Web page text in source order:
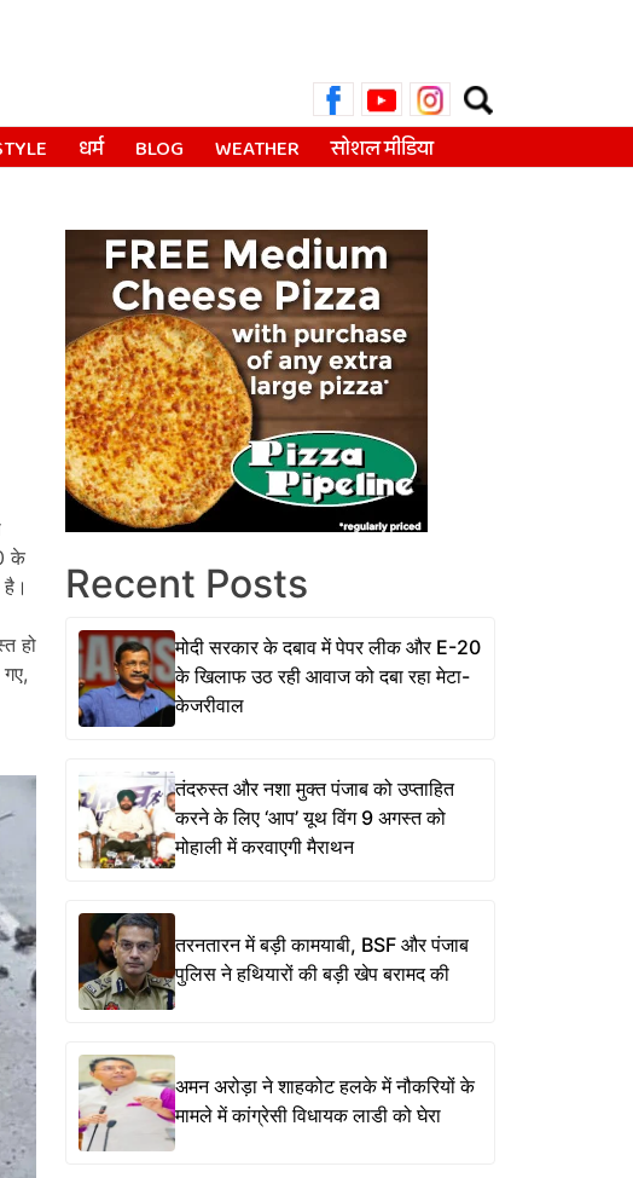
Search
for:
धर्म BLOG WEATHER सोशल मीडिया
के
हो
Recent Posts
मोदी सरकार के दबाव में पेपर लीक और E-20
के खिलाफ उठ रही आवाज को दबा रहा मेटा-
केजरीवाल
तंदरुस्त और नशा मुक्त पंजाब को उप्ताहित
करने के लिए ‘आप’ यूथ विंग 9 अगस्त को
मोहाली में करवाएगी मैराथन
तरनतारन में बड़ी कामयाबी, BSF और पंजाब
पुलिस ने हथियारों की बड़ी खेप बरामद की
अमन अरोड़ा ने शाहकोट हलके में नौकरियों के
मामले में कांग्रेसी विधायक लाडी को घेरा